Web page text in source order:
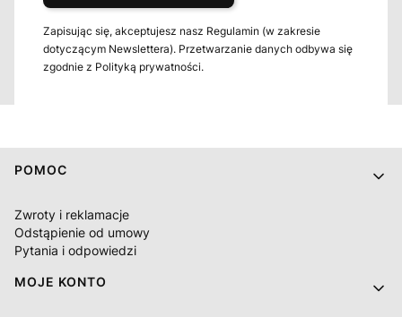
Zapisując się, akceptujesz nasz Regulamin (w zakresie
dotyczącym Newslettera). Przetwarzanie danych odbywa się
zgodnie z Polityką prywatności.
Linki w stopce
POMOC
Zwroty i reklamacje
Odstąpienie od umowy
Pytania i odpowiedzi
MOJE KONTO